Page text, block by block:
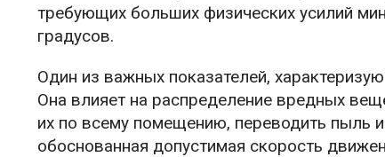
требующих больших физических усилий
градусов.
Один из важных показателей,
Она влияет на распределение вредных
их по всему помещению, переводить пыль
обоснованная допустимая скорость